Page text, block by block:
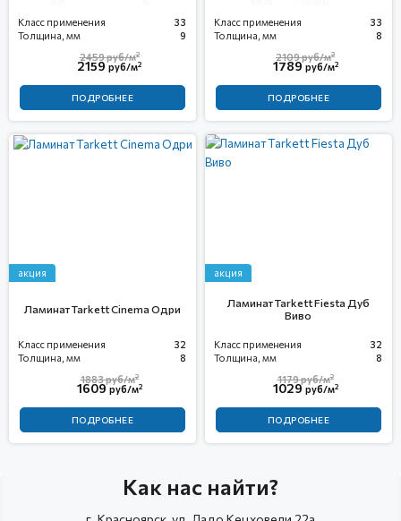
Класс применения
33
Толщина, мм
9
2159руб/м2
2459руб/м2
ПОДРОБНЕЕ
Класс применения
33
Толщина, мм
8
1789руб/м2
2109руб/м2
ПОДРОБНЕЕ
акция
Ламинат Tarkett Cinema Одри
Класс применения
32
Толщина, мм
8
1609руб/м2
1883руб/м2
ПОДРОБНЕЕ
акция
Ламинат Tarkett Fiesta Дуб
Виво
Класс применения
32
Толщина, мм
8
1029руб/м2
1179руб/м2
ПОДРОБНЕЕ
Как нас найти?